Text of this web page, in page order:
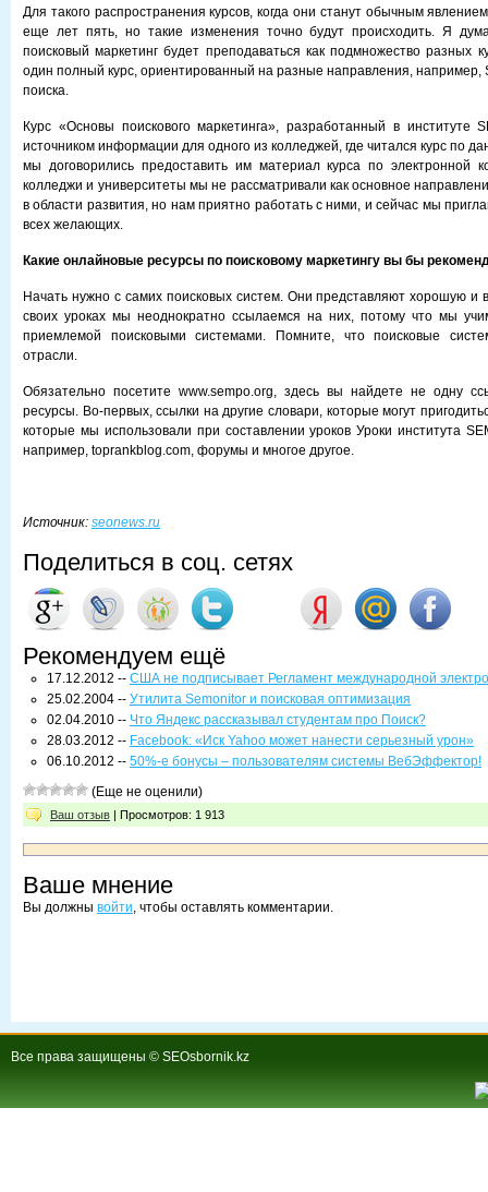
Для такого распространения курсов, когда они станут обычным
еще лет пять, но такие изменения точно будут происходить. Я
поисковый маркетинг будет преподаваться как подмножество разных
один полный курс, ориентированный на разные направления, например,
поиска.
Курс «Основы поискового маркетинга», разработанный в институте
источником информации для одного из колледжей, где читался курс по
мы договорились предоставить им материал курса по электронной
колледжи и университеты мы не рассматривали как основное
в области развития, но нам приятно работать с ними, и сейчас мы
всех желающих.
Какие онлайновые ресурсы по поисковому маркетингу вы бы
Начать нужно с самих поисковых систем. Они представляют хорошую
своих уроках мы неоднократно ссылаемся на них, потому что мы
приемлемой поисковыми системами. Помните, что поисковые
отрасли.
Обязательно посетите www.sempo.org, здесь вы найдете не одну
ресурсы. Во-первых, ссылки на другие словари, которые могут
которые мы использовали при составлении уроков Уроки института
например, toprankblog.com, форумы и многое другое.
Источник: seonews.ru
Поделиться в соц. сетях
Рекомендуем ещё
17.12.2012 -- США не подписывает Регламент международной
25.02.2004 -- Утилита Semonitor и поисковая оптимизация
02.04.2010 -- Что Яндекс рассказывал студентам про Поиск?
28.03.2012 -- Facebook: «Иск Yahoo может нанести серьезный урон»
06.10.2012 -- 50%-е бонусы – пользователям системы ВебЭффектор!
(Еще не оценили)
Ваш отзыв | Просмотров: 1 913
Ваше мнение
Вы должны войти, чтобы оставлять комментарии.
Все права защищены © SEOsbornik.kz